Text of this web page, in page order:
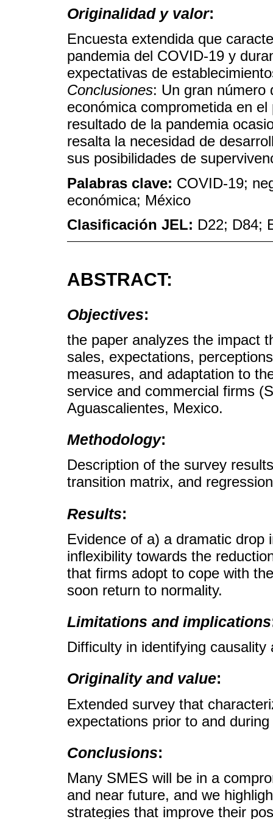
Originalidad y valor:
Encuesta extendida que
pandemia del COVID-19 y
expectativas de
Conclusiones: Un gran número
económica comprometida en
resultado de la pandemia
resalta la necesidad de
sus posibilidades de
Palabras clave: COVID-19;
económica; México
Clasificación JEL: D22; D84;
ABSTRACT:
Objectives:
the paper analyzes the impact
sales, expectations,
measures, and adaptation to
service and commercial firms
Aguascalientes, Mexico.
Methodology:
Description of the survey
transition matrix, and
Results:
Evidence of a) a dramatic drop
inflexibility towards the
that firms adopt to cope with
soon return to normality.
Limitations and implications
Difficulty in identifying
Originality and value:
Extended survey that
expectations prior to and
Conclusions:
Many SMES will be in a
and near future, and we
strategies that improve their